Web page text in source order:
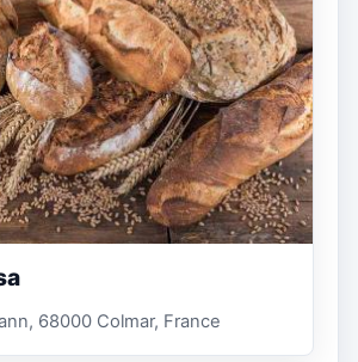
68000 Colmar, France